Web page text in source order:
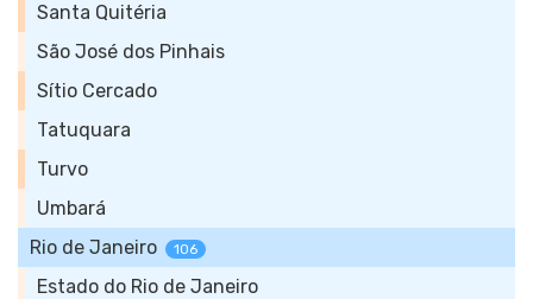
Santa Quitéria
São José dos Pinhais
Sítio Cercado
Tatuquara
Turvo
Umbará
Rio de Janeiro
106
Estado do Rio de Janeiro